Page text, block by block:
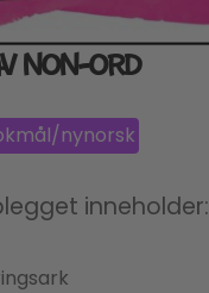
NON-ORD
nynorsk
inneholder: